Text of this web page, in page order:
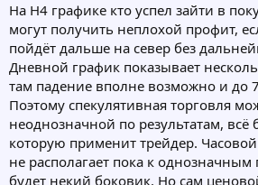
На Н4 графике кто успел зайти в
могут получить неплохой профит,
пойдёт дальше на север без
Дневной график показывает
там падение вполне возможно и до
Поэтому спекулятивная торговля
неоднозначной по результатам, всё
которую применит трейдер.
не располагает пока к
будет некий боковик. Но сам